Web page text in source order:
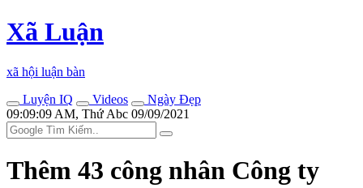
Xã Luận
xã hội luận bàn
Luyện IQ
Videos
Ngày Đẹp
09:09:09 AM, Thứ Abc 09/09/2021
Thêm 43 công nhân Công ty